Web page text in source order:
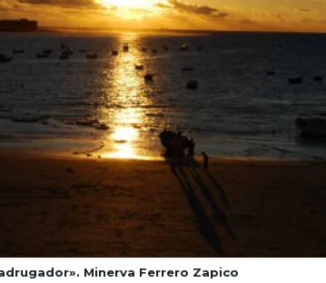
Minerva Ferrero Zapico